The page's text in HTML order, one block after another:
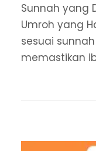
​Sunnah yang
Umroh yang
sesuai
memastikan